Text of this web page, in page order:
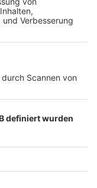
Impressum